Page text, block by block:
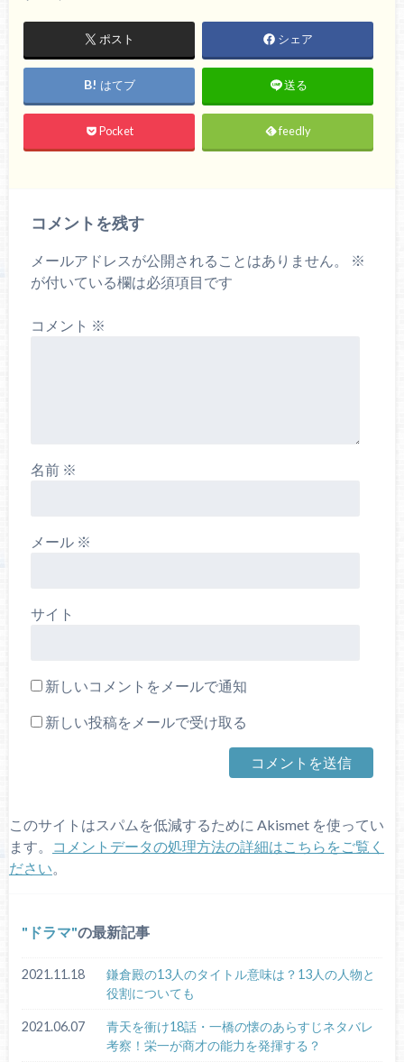
ポスト シェア
はてブ 送る
Pocket feedly
コメントを残す
メールアドレスが公開されることはありません。
※
が付いている欄は必須項目です
コメント ※
名前 ※
メール ※
サイト
新しいコメントをメールで通知
新しい投稿をメールで受け取る
このサイトはスパムを低減するために Akismet を使ってい
ます。
コメントデータの処理方法の詳細はこちらをご覧く
ださい
ドラマ の最新記事
2021.11.18
鎌倉殿の13人のタイトル意味は？13人の人物と
役割についても
2021.06.07
青天を衝け18話・一橋の懐のあらすじネタバレ
考察！栄一が商才の能力を発揮する？